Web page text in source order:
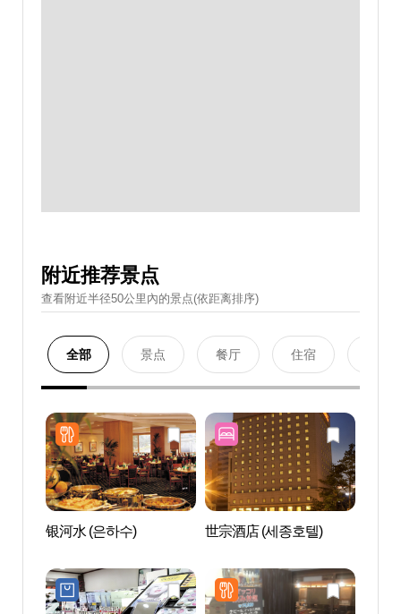
附近推荐景点
查看附近半径50公里內的景点(依距离排序)
全部 景点 餐厅 住宿
银河水 (은하수) 世宗酒店 (세종호텔)